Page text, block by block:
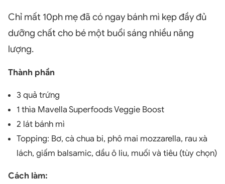
Chỉ mất 10ph mẹ đã có ngay bánh mì kẹp đầy đủ
dưỡng chất cho bé một buổi sáng nhiều năng
lượng.
Thành phần
3 quả trứng
1 thìa Mavella Superfoods Veggie Boost
2 lát bánh mì
Topping: Bơ, cà chua bi, phô mai mozzarella, rau xà
lách, giấm balsamic, dầu ô liu, muối và tiêu (tùy chọn)
Cách làm: